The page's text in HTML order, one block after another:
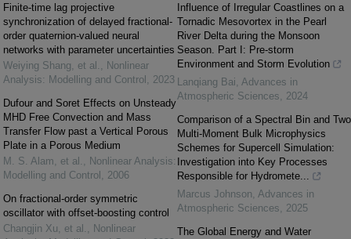
Finite-time lag projective
synchronization of delayed fractional-
order quaternion-valued neural
networks with parameter uncertainties
Weiying Shang, et al.
Nonlinear
Analysis: Modelling and Control
2023
Dufour and Soret Effects on Unsteady
MHD Free Convection and Mass
Transfer Flow past a Vertical Porous
Plate in a Porous Medium
M. S. Alam, et al.
Nonlinear Analysis:
Modelling and Control
2006
On fractional-order symmetric
oscillator with offset-boosting control
Changjin Xu, et al.
Nonlinear
Influence of Irregular Coastlines on a
Tornadic Mesovortex in the Pearl
River Delta during the Monsoon
Season. Part I: Pre-storm
Environment and Storm Evolution
Lanqiang Bai Advances in
Atmospheric Sciences
2024
Comparison of a Spectral Bin and Two
Multi-Moment Bulk Microphysics
Schemes for Supercell Simulation:
Investigation into Key Processes
Responsible for Hydromete...
Marcus Johnson Advances in
Atmospheric Sciences
2025
The Global Energy and Water